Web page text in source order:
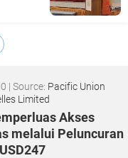
| Source: Pacific Union
Limited
Akses
melalui Peluncuran